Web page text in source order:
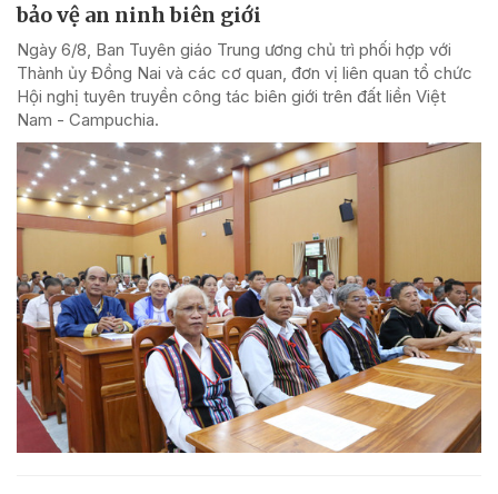
bảo vệ an ninh biên giới
Ngày 6/8, Ban Tuyên giáo Trung ương chủ trì phối hợp với
Thành ủy Đồng Nai và các cơ quan, đơn vị liên quan tổ chức
Hội nghị tuyên truyền công tác biên giới trên đất liền Việt
Nam - Campuchia.